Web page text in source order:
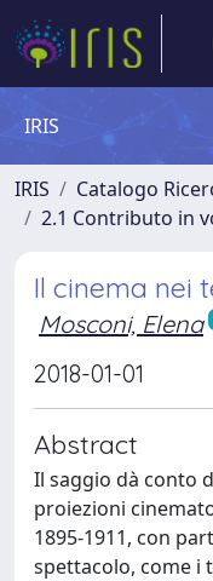
IRIS
IRIS Catalogo
2.1 Contributo in
Il cinema nei
Mosconi, Elena
2018-01-01
Abstract
Il saggio dà conto
proiezioni
1895-1911, con
spettacolo, come i